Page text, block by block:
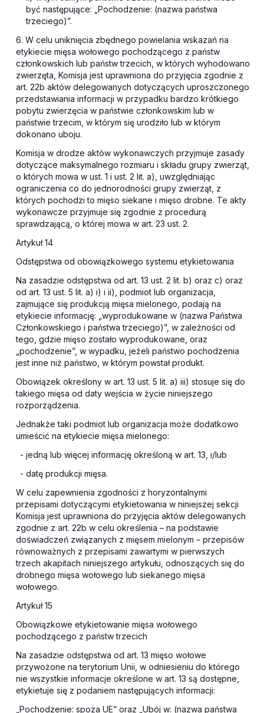
być następujące: „Pochodzenie: (nazwa państwa
trzeciego)”.
6. W celu uniknięcia zbędnego powielania wskazań na
etykiecie mięsa wołowego pochodzącego z państw
członkowskich lub państw trzecich, w których wyhodowano
zwierzęta, Komisja jest uprawniona do przyjęcia zgodnie z
art. 22b aktów delegowanych dotyczących uproszczonego
przedstawiania informacji w przypadku bardzo krótkiego
pobytu zwierzęcia w państwie członkowskim lub w
państwie trzecim, w którym się urodziło lub w którym
dokonano uboju.
Komisja w drodze aktów wykonawczych przyjmuje zasady
dotyczące maksymalnego rozmiaru i składu grupy zwierząt,
o których mowa w ust. 1 i ust. 2 lit. a), uwzględniając
ograniczenia co do jednorodności grupy zwierząt, z
których pochodzi to mięso siekane i mięso drobne. Te akty
wykonawcze przyjmuje się zgodnie z procedurą
sprawdzającą, o której mowa w art. 23 ust. 2.
Artykuł 14
Odstępstwa od obowiązkowego systemu etykietowania
Na zasadzie odstępstwa od art. 13 ust. 2 lit. b) oraz c) oraz
od art. 13 ust. 5 lit. a) i) i ii), podmiot lub organizacja,
zajmujące się produkcją mięsa mielonego, podają na
etykiecie informację: „wyprodukowane w (nazwa Państwa
Członkowskiego i państwa trzeciego)”, w zależności od
tego, gdzie mięso zostało wyprodukowane, oraz
„pochodzenie”, w wypadku, jeżeli państwo pochodzenia
jest inne niż państwo, w którym powstał produkt.
Obowiązek określony w art. 13 ust. 5 lit. a) iii) stosuje się do
takiego mięsa od daty wejścia w życie niniejszego
rozporządzenia.
Jednakże taki podmiot lub organizacja może dodatkowo
umieścić na etykiecie mięsa mielonego:
- jedną lub więcej informację określoną w art. 13, i/lub
- datę produkcji mięsa.
W celu zapewnienia zgodności z horyzontalnymi
przepisami dotyczącymi etykietowania w niniejszej sekcji
Komisja jest uprawniona do przyjęcia aktów delegowanych
zgodnie z art. 22b w celu określenia – na podstawie
doświadczeń związanych z mięsem mielonym – przepisów
równoważnych z przepisami zawartymi w pierwszych
trzech akapitach niniejszego artykułu, odnoszących się do
drobnego mięsa wołowego lub siekanego mięsa
wołowego.
Artykuł 15
Obowiązkowe etykietowanie mięsa wołowego
pochodzącego z państw trzecich
Na zasadzie odstępstwa od art. 13 mięso wołowe
przywożone na terytorium Unii, w odniesieniu do którego
nie wszystkie informacje określone w art. 13 są dostępne,
etykietuje się z podaniem następujących informacji:
„Pochodzenie: spoza UE” oraz „Ubój w: (nazwa państwa